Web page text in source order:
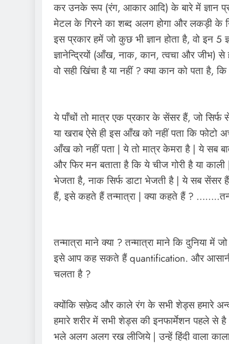
कर उनके रूप (रंग, आकार आदि) के बारे में ज्ञान
मेटल के गिरने का शब्द अलग होगा और लकड़ी
इस प्रकार हमें जो कुछ भी ज्ञान होता है, वो इन 5
ज्ञानेन्द्रियों (आँख, नाक, कान, त्वचा और जीभ) से
वो सही खिंचा है या नहीं ? क्या कान को पता
ये पाँचों तो मात्र एक प्रकार के सेंसर हैं, जो
या खराब ऐसे ही इस आँख को नहीं पता कि फोटो
आँख को नहीं पता | ये तो मात्र केमरा है | ये सब
और फिर मन बताता है कि ये चीज गोरी है या
भेजता है, नाक सिर्फ डाटा भेजती है | ये सब सेंसर
हैं, इसे कहते हैं तन्मात्रा | क्या कहते हैं ?
तन्मात्रा माने क्या ? तन्मात्रा माने कि दुनिया
इसे आप कह सकते हैं quantification. और आसानी
चलता है ?
क्योंकि सफ़ेद और काले रंग के सभी शेड्स हमारे
हमारे शरीर में सभी शेड्स की इनफार्मेशन पहले
भले अलग अलग रख लीजिये | उन्हें हिंदी वाला